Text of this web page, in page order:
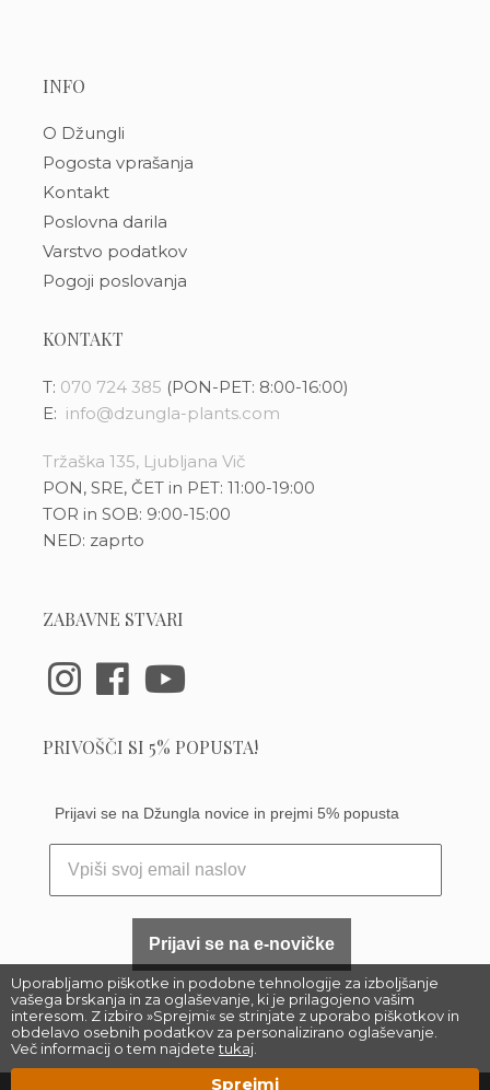
Uporabljamo piškotke in podobne tehnologije za izboljšanje
vašega brskanja in za oglaševanje, ki je prilagojeno vašim
interesom. Z izbiro »Sprejmi« se strinjate z uporabo piškotkov in
obdelavo osebnih podatkov za personalizirano oglaševanje.
Več informacij o tem najdetetukaj
Sprejmi
INFO
O Džungli
Pogosta vprašanja
Kontakt
Poslovna darila
Varstvo podatkov
Pogoji poslovanja
KONTAKT
T: 070 724 385 (PON-PET: 8:00-16:00)
E: info@dzungla-plants.com
Tržaška 135, Ljubljana Vič
PON, SRE, ČET in PET: 11:00-19:00
TOR in SOB: 9:00-15:00
NED: zaprto
ZABAVNE STVARI
PRIVOŠČI SI 5% POPUSTA!
Prijavi se na Džungla novice in prejmi 5% popusta
Prijavi se na e-novičke